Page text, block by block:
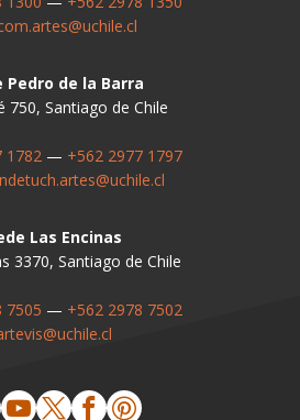
Pedro de la Barra
750, Santiago de Chile
1782 — +562 2977 1797
Las Encinas
3370, Santiago de Chile
7505 — +562 2978 7502